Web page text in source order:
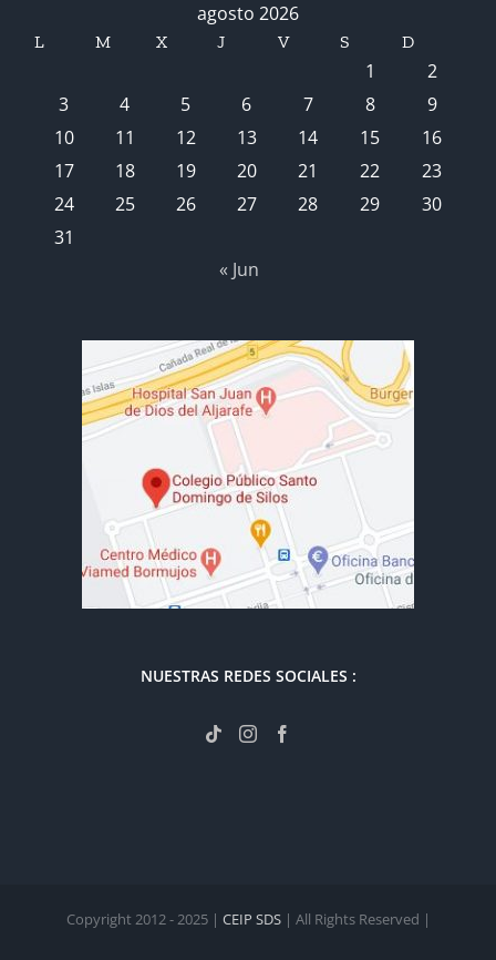
agosto 2026
L M X J V S D
1
2
3
4 5 6 7 8
9
10
11 12 13 14 15
16
17
18 19 20 21 22
23
24
25 26 27 28 29
30
31
« Jun
NUESTRAS REDES SOCIALES :
Copyright 2012 - 2025 | CEIP SDS| All Rights Reserved |